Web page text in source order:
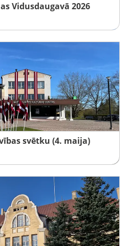
Vidusdaugavā 2026
svētku (4. maija)